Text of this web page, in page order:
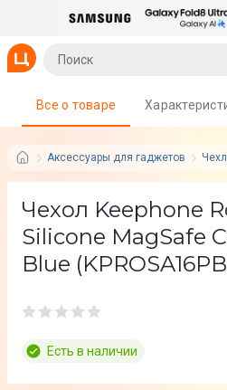
Аксессуары для гаджетов
Все о товаре
Чехол Keephone
Silicone MagSafe
Blue
Есть в наличии